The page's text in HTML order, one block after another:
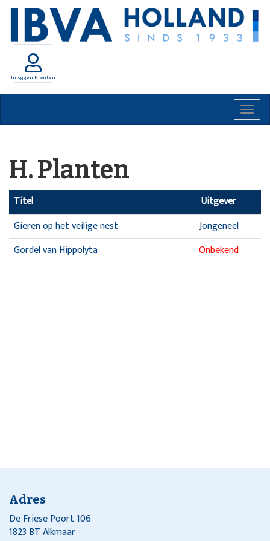
Inloggen Klanten
H. Planten
Titel
Uitgever
Gieren op het veilige nest
Jongeneel
Gordel van Hippolyta
Onbekend
Adres
De Friese Poort 106
1823 BT Alkmaar